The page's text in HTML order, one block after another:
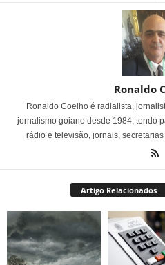
Ronaldo
Ronaldo Coelho é radialista,
jornalismo goiano desde 1984, tendo
rádio e televisão, jornais,
Artigo Relacionados